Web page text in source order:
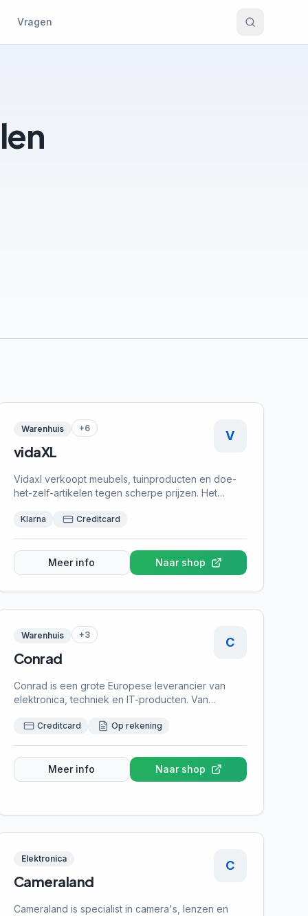
Vragen
Warenhuis +6
vidaXL
V
Vidaxl verkoopt meubels, tuinproducten en doe-
het-zelf-artikelen tegen scherpe prijzen. Het
bureaustoelen. Achteraf betalen is praktisch bij
of het product aan je verwachtingen voldoet. De
prijzen liggen vaak lager dan bij gevestigde
woonwinkels.
Klarna Creditcard
Meer info Naar shop
Warenhuis +3
Conrad
C
Conrad is een grote Europese leverancier van
elektronica, techniek en IT-producten. Van
apparaten en 3D-printers — het assortiment is
professionals. Perfect als je op zoek bent naar
technische producten die je niet overal vindt. Met
achteraf betalen bestel je gerust dat nieuwe
Creditcard Op rekening
Meer info Naar shop
Elektronica
Cameraland
C
Cameraland is specialist in camera's, lenzen en